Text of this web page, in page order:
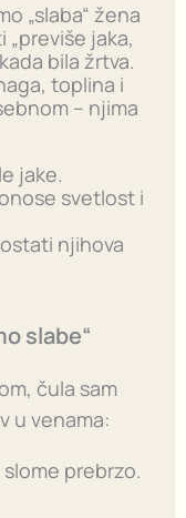
„slaba“ žena
„previše jaka,
bila žrtva.
toplina i
– njima
jake.
svetlost i
njihova
slabe“
čula sam
u venama:
prebrzo.